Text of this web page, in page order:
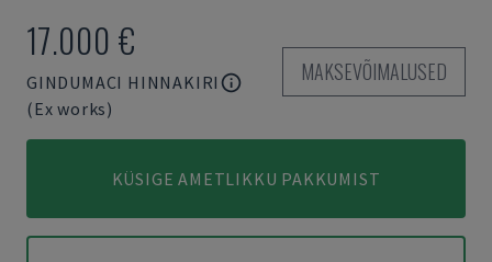
17.000 €
GINDUMACI HINNAKIRI
(Ex works)
MAKSEVÕIMALUSED
KÜSIGE AMETLIKKU PAKKUMIST